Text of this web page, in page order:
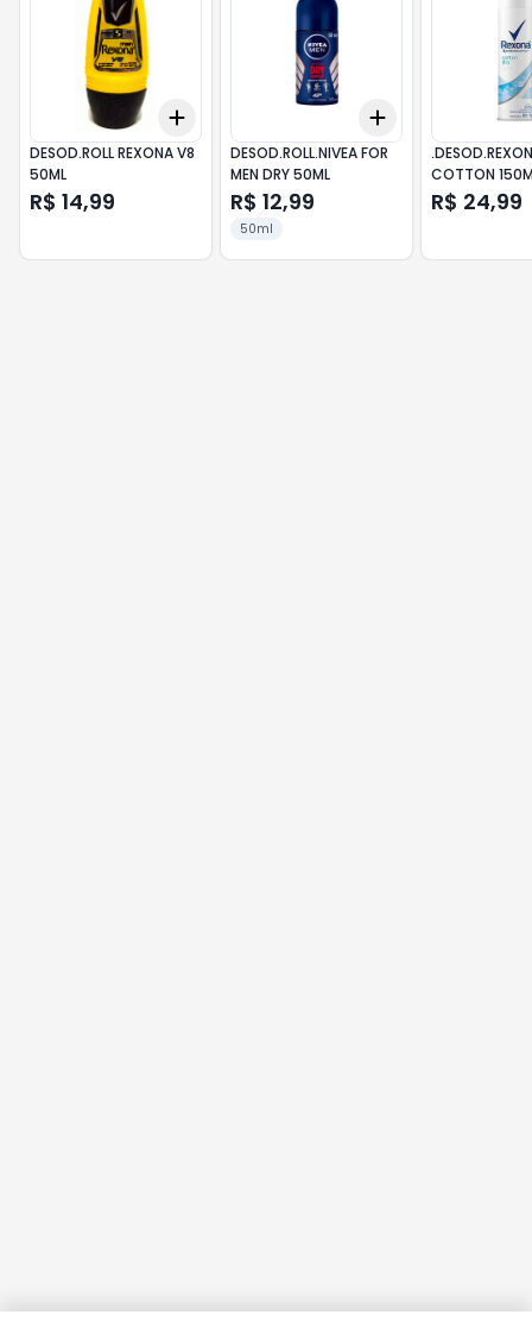
Add
DESOD.ROLL REXONA V8
50ML
R$ 14,99
10
Add
DESOD.ROLL.NIVEA FOR
MEN DRY 50ML
R$ 12,99
50ml
COTTON
R$ 24,99